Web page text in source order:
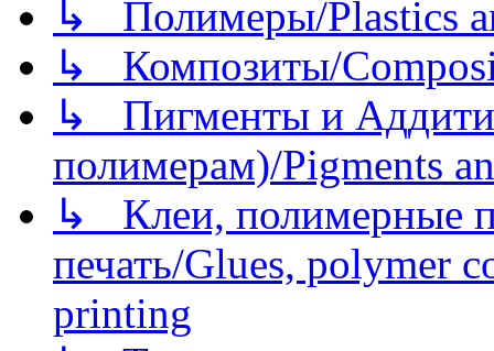
↳ Полимеры/Plastics
↳ Композиты/
↳ Пигменты и
полимерам)/Pigments
↳ Клеи, полимерные
печать/Glues, polymer
printing